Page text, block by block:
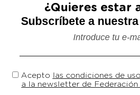
¿Quieres estar
Subscríbete a
Introduce tu e-
Acepto las condiciones de
a la newsletter de Federación